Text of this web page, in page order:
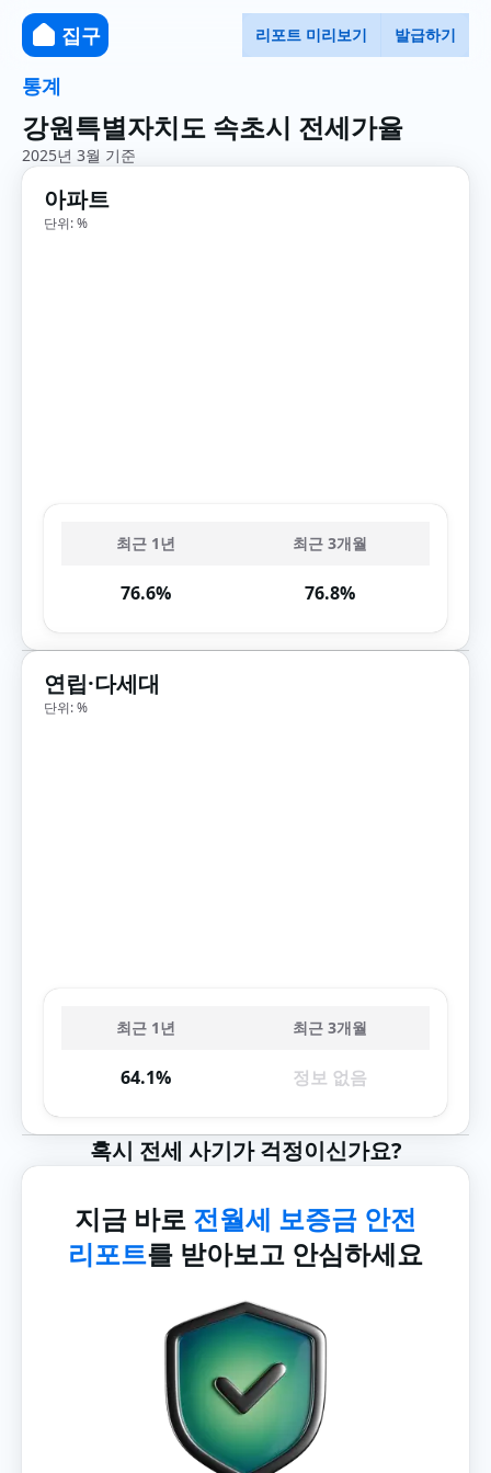
집구 리포트 미리보기 발급하기
통계
강원특별자치도 속초시 전세가율
2025년 3월 기준
아파트
단위: %
최근 1년 최근 3개월
76.6% 76.8%
연립·다세대
단위: %
최근 1년 최근 3개월
64.1% 정보 없음
혹시 전세 사기가 걱정이신가요?
지금 바로 전월세 보증금 안전
리포트를 받아보고 안심하세요